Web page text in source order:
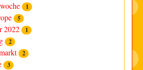
1
5
2022 1
2
2
3